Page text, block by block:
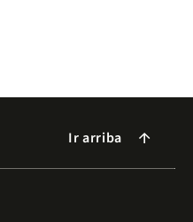
Ir arriba arrow_forward